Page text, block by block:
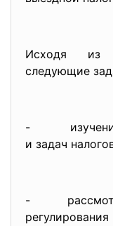
Исходя из
следующие
-
и задач
-